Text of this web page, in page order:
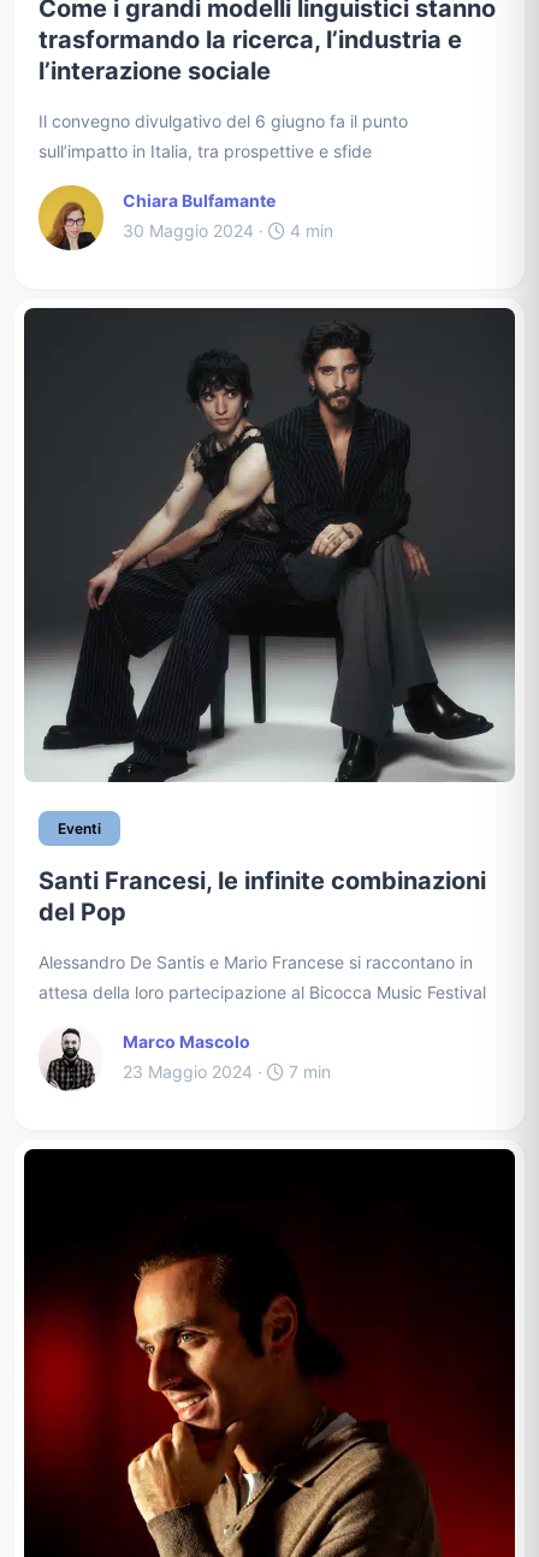
Come i grandi modelli linguistici stanno
trasformando la ricerca, l’industria e
l’interazione sociale
Il convegno divulgativo del 6 giugno fa il punto
sull’impatto in Italia, tra prospettive e sfide
Chiara Bulfamante
30 Maggio 2024 ·
4 min
Eventi
Santi Francesi, le infinite combinazioni
del Pop
Alessandro De Santis e Mario Francese si raccontano in
attesa della loro partecipazione al Bicocca Music Festival
Marco Mascolo
23 Maggio 2024 ·
7 min